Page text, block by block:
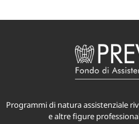
Programmi di natura assistenziale